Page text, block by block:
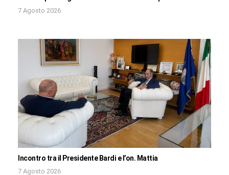
7 Agosto 2026
Incontro tra il Presidente Bardi e l’on. Mattia
7 Agosto 2026